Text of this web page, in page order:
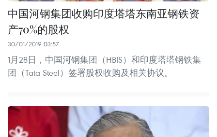
中国河钢集团收购印度塔塔东南亚钢铁资
产70%的股权
30/01/2019 03:57
1月28日，中国河钢集团（HBIS）和印度塔塔钢铁集
团（Tata Steel）签署股权收购及相关协议。